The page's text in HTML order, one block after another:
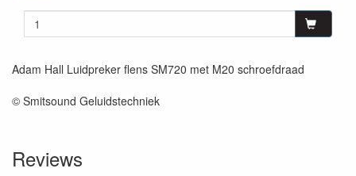
Adam Hall Luidpreker flens SM720 met M20 schroefdraad
© Smitsound Geluidstechniek
Reviews